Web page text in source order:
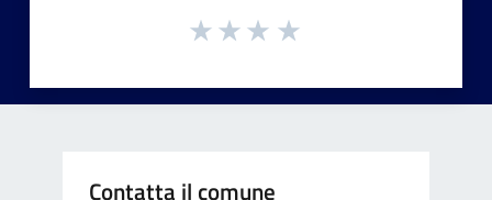
Contatta il comune